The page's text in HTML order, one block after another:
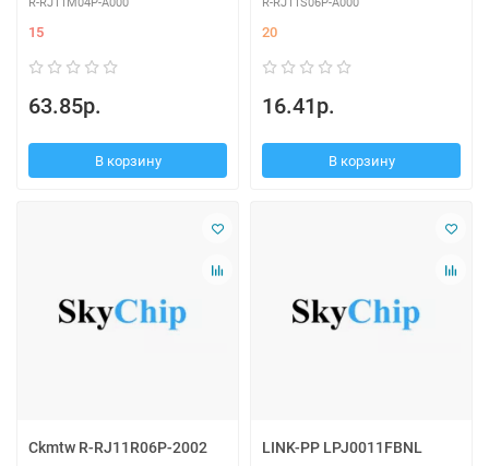
R-RJ11M04P-A000
15
63.85р.
В корзину
R-RJ11S06P-A000
20
16.41р.
В корзину
Ckmtw R-RJ11R06P-2002 LINK-PP LPJ0011FBNL